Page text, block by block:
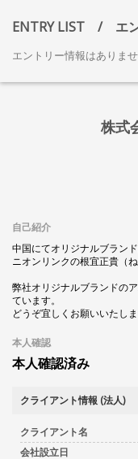
ENTRY LIST / エン
エントリー情報はありませ
株式
自己紹介
中国にてオリジナルブラン
ニオンリンクの根宜正貴（
弊社オリジナルブランドの
ています。
どうぞ宜しくお願いいたしま
本人確認
本人確認済み
クライアント情報 (法人)
クライアント名
会社設立日